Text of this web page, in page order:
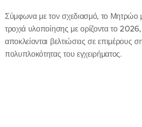
Σύμφωνα με τον σχεδιασμό, το Μητρώο
τροχιά υλοποίησης με ορίζοντα το
αποκλείονται βελτιώσεις σε επιμέρους
πολυπλοκότητας του εγχειρήματος.